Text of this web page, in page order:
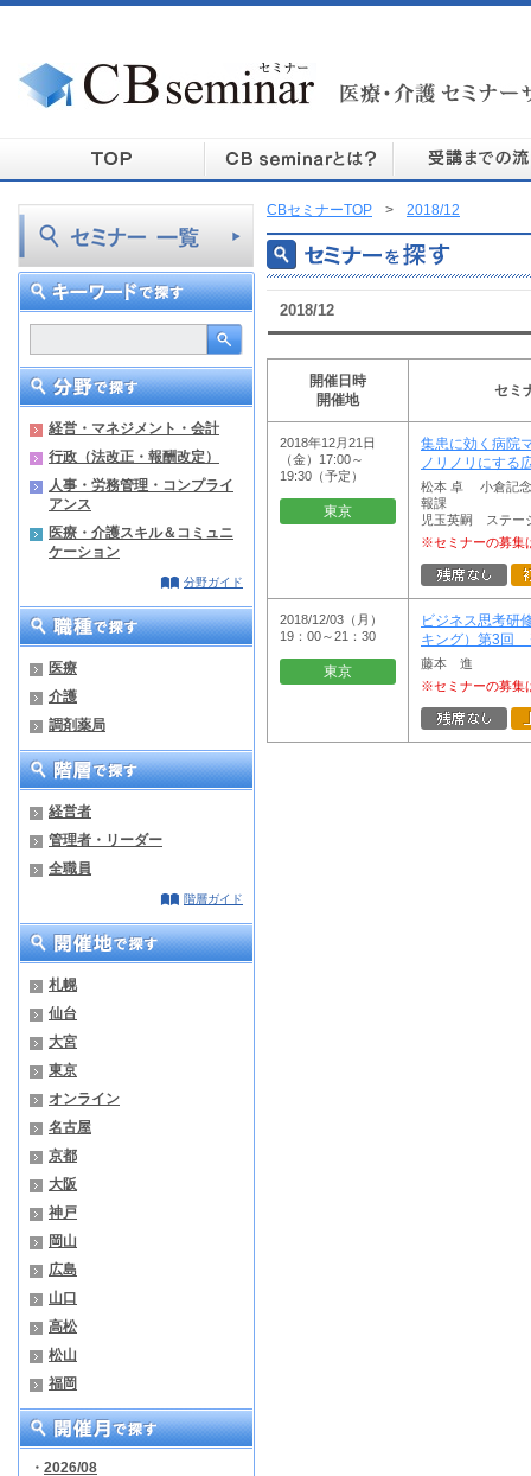
経営・マネジメント・会計
行政（法改正・報酬改定）
人事・労務管理・コンプライ
アンス
医療・介護スキル＆コミュニ
ケーション
分野ガイド
医療
介護
調剤薬局
経営者
管理者・リーダー
全職員
階層ガイド
札幌
仙台
大宮
東京
オンライン
名古屋
京都
大阪
神戸
岡山
広島
山口
高松
松山
福岡
・ 2026/08
CBセミナーTOP > 2018/12
2018/12
開催日時
開催地
セミ
2018年12月21日
（金）17:00～
19:30（予定）
東京
集患に効く病院
ノリノリにする
松本 卓 小倉記
報課
児玉英嗣 ステー
※セミナーの募集
2018/12/03（月）
19：00～21：30
東京
ビジネス思考研
キング）第3回
藤本 進
※セミナーの募集